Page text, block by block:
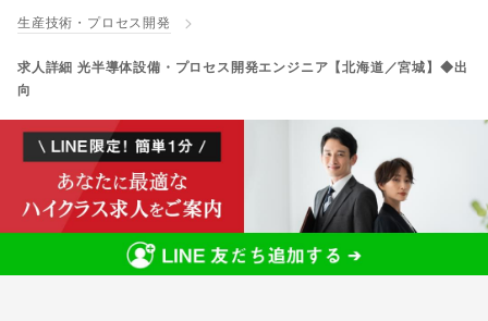
生産技術・プロセス開発
求人詳細 光半導体設備・プロセス開発エンジニア【北海道／宮城】◆出
向